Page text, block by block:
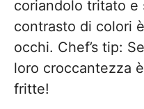
coriandolo tritato e
contrasto di colori
occhi. Chef’s tip:
loro croccantezza
fritte!